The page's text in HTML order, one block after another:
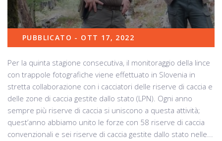
PUBBLICATO - OTT 17, 2022
Per la quinta stagione consecutiva, il monitoraggio della lince
con trappole fotografiche viene effettuato in Slovenia in
stretta collaborazione con i cacciatori delle riserve di caccia e
delle zone di caccia gestite dallo stato (LPN). Ogni anno
sempre più riserve di caccia si uniscono a questa attività;
quest’anno abbiamo unito le forze con 58 riserve di caccia
convenzionali e sei riserve di caccia gestite dallo stato nelle...